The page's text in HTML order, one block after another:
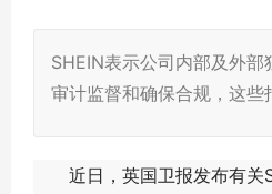
SHEIN表示公司内部及外
审计监督和确保合规，这些
近日，英国卫报发布有关